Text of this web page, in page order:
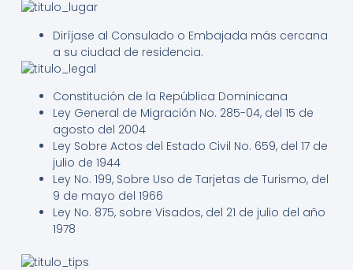
Diríjase al Consulado o Embajada más cercana
a su ciudad de residencia.
Constitución de la República Dominicana
Ley General de Migración No. 285-04, del 15 de
agosto del 2004
Ley Sobre Actos del Estado Civil No. 659, del 17 de
julio de 1944
Ley No. 199, Sobre Uso de Tarjetas de Turismo, del
9 de mayo del 1966
Ley No. 875, sobre Visados, del 21 de julio del año
1978